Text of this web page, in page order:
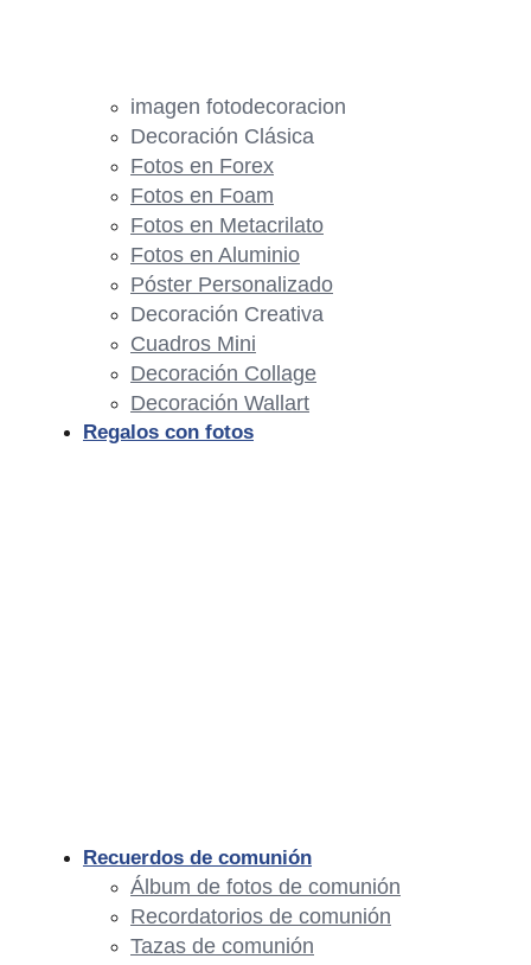
imagen fotodecoracion
Decoración Clásica
Fotos en Forex
Fotos en Foam
Fotos en Metacrilato
Fotos en Aluminio
Póster Personalizado
Decoración Creativa
Cuadros Mini
Decoración Collage
Decoración Wallart
Regalos con fotos
Recuerdos de comunión
Álbum de fotos de comunión
Recordatorios de comunión
Tazas de comunión